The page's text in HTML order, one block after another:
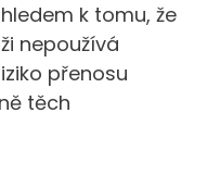
k tomu, že
nepoužívá
přenosu
těch